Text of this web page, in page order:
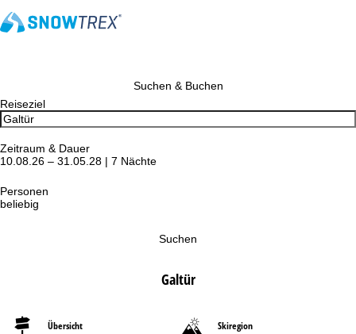
Suchen & Buchen
Reiseziel
Zeitraum & Dauer
10.08.26 – 31.05.28 | 7 Nächte
Personen
beliebig
Suchen
Galtür
Übersicht Skiregion